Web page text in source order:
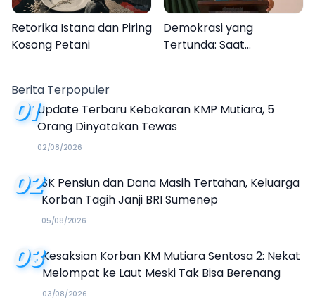
Retorika Istana dan Piring
Kosong Petani
Demokrasi yang
Tertunda: Saat
Berita Terpopuler
01Update Terbaru Kebakaran KMP Mutiara, 5
Orang Dinyatakan Tewas
02/08/2026
02SK Pensiun dan Dana Masih Tertahan, Keluarga
Korban Tagih Janji BRI Sumenep
05/08/2026
03Kesaksian Korban KM Mutiara Sentosa 2: Nekat
Melompat ke Laut Meski Tak Bisa Berenang
03/08/2026